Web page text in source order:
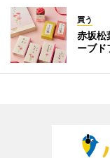
買う
赤坂松
ーブド